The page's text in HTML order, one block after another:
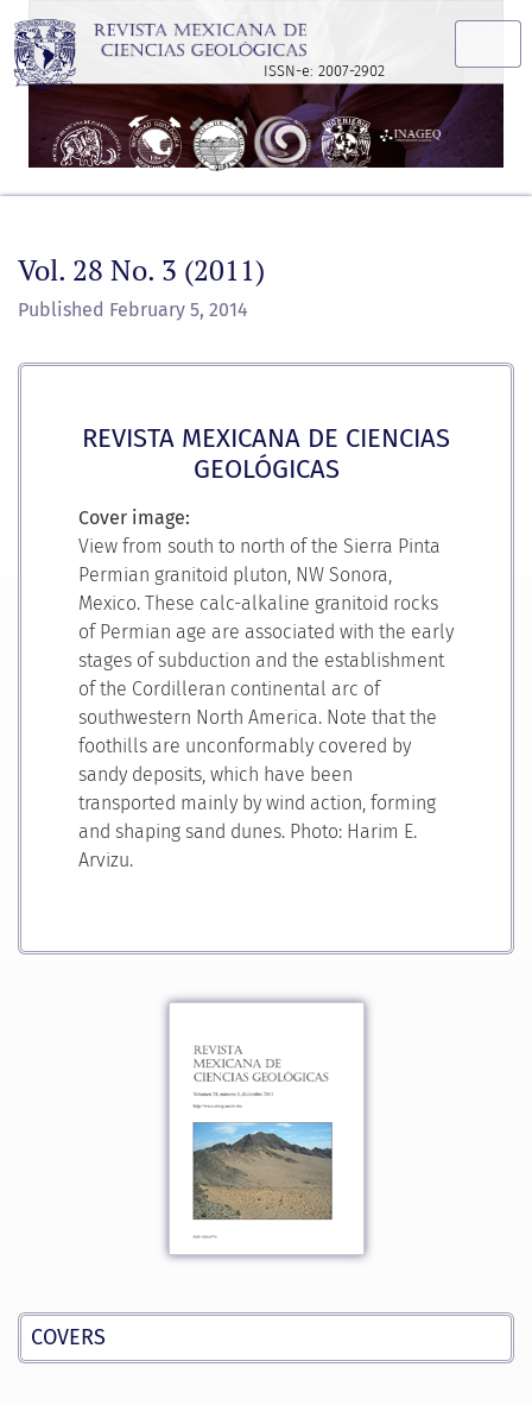
ISSN-e: 2007-2902
Vol. 28 No. 3 (2011)
Published February 5, 2014
REVISTA MEXICANA DE CIENCIAS
GEOLÓGICAS
Cover image:
View from south to north of the Sierra Pinta
Permian granitoid pluton, NW Sonora,
Mexico. These calc-alkaline granitoid rocks
of Permian age are associated with the early
stages of subduction and the establishment
of the Cordilleran continental arc of
southwestern North America. Note that the
foothills are unconformably covered by
sandy deposits, which have been
transported mainly by wind action, forming
and shaping sand dunes. Photo: Harim E.
Arvizu.
COVERS